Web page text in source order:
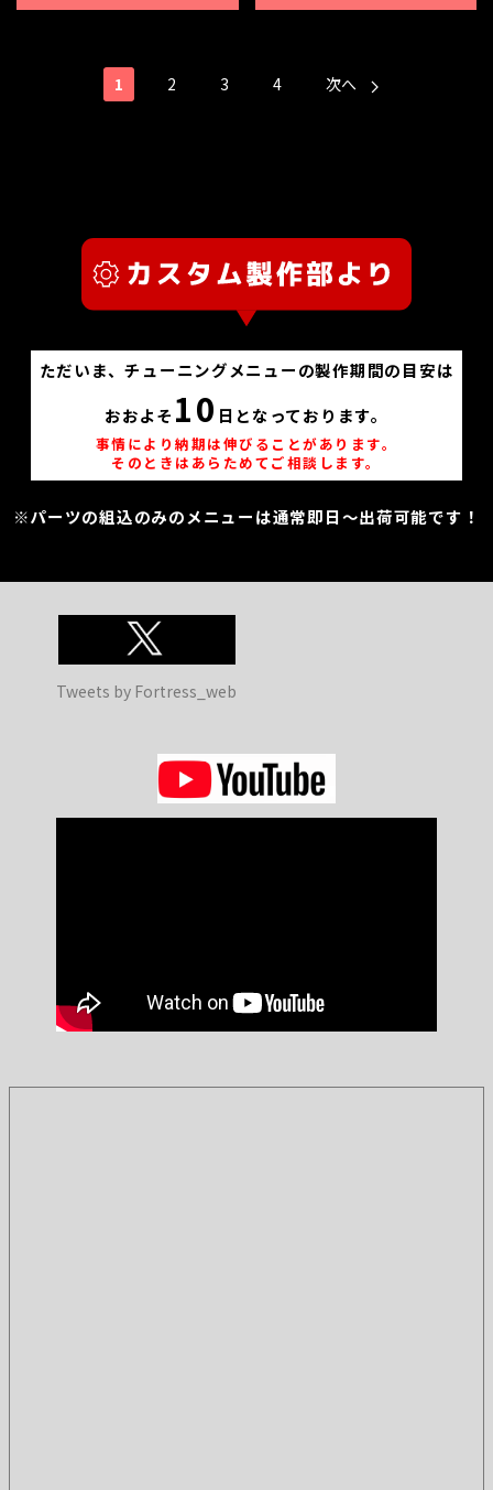
1 2 3 4 次へ
ただいま、チューニングメニューの製作期間の目安は
おおよそ 10 日となっております。
事情により納期は伸びることがあります。
そのときはあらためてご相談します。
※パーツの組込のみのメニューは通常即日～出荷可能です！
Tweets by Fortress_web